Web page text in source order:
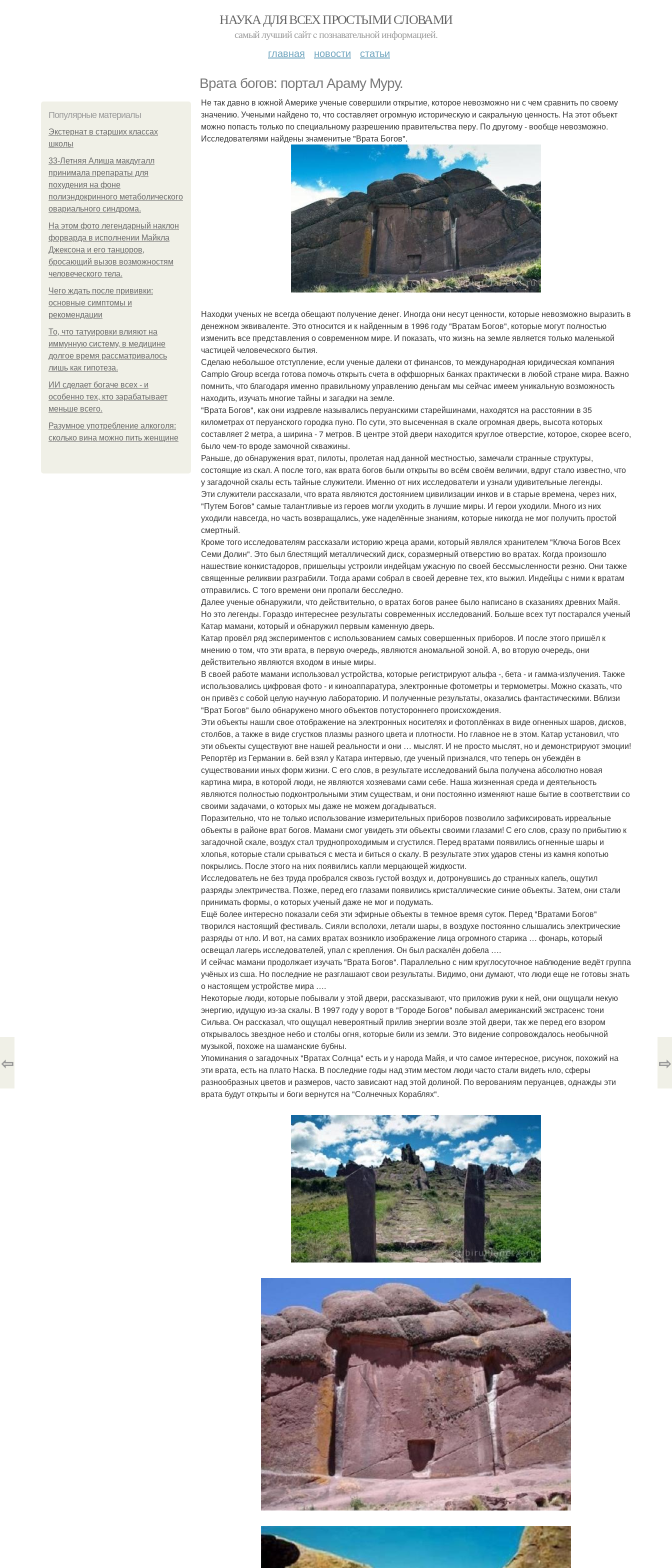
НАУКА ДЛЯ ВСЕХ ПРОСТЫМИ СЛОВАМИ
самый лучший сайт c познавательной информацией.
главная новости статьи
Врата богов: портал Араму Муру.
Популярные материалы
Экстернат в старших классах
школы
33-Летняя Алиша макдугалл
принимала препараты для
похудения на фоне
полиэндокринного метаболического
овариального синдрома.
На этом фото легендарный наклон
форварда в исполнении Майкла
Джексона и его танцоров,
бросающий вызов возможностям
человеческого тела.
Чего ждать после прививки:
основные симптомы и
рекомендации
То, что татуировки влияют на
иммунную систему, в медицине
долгое время рассматривалось
лишь как гипотеза.
ИИ сделает богаче всех - и
особенно тех, кто зарабатывает
меньше всего.
Разумное употребление алкоголя:
сколько вина можно пить женщине
Не так давно в южной Америке ученые совершили открытие, которое невозможно ни с чем сравнить по своему
значению. Учеными найдено то, что составляет огромную историческую и сакральную ценность. На этот объект
можно попасть только по специальному разрешению правительства перу. По другому - вообще невозможно.
Исследователями найдены знаменитые "Врата Богов".
Находки ученых не всегда обещают получение денег. Иногда они несут ценности, которые невозможно выразить в
денежном эквиваленте. Это относится и к найденным в 1996 году "Вратам Богов", которые могут полностью
изменить все представления о современном мире. И показать, что жизнь на земле является только маленькой
частицей человеческого бытия.
Сделаю небольшое отступление, если ученые далеки от финансов, то международная юридическая компания
Campio Group всегда готова помочь открыть счета в оффшорных банках практически в любой стране мира. Важно
помнить, что благодаря именно правильному управлению деньгам мы сейчас имеем уникальную возможность
находить, изучать многие тайны и загадки на земле.
"Врата Богов", как они издревле назывались перуанскими старейшинами, находятся на расстоянии в 35
километрах от перуанского городка пуно. По сути, это высеченная в скале огромная дверь, высота которых
составляет 2 метра, а ширина - 7 метров. В центре этой двери находится круглое отверстие, которое, скорее всего,
было чем-то вроде замочной скважины.
Раньше, до обнаружения врат, пилоты, пролетая над данной местностью, замечали странные структуры,
состоящие из скал. А после того, как врата богов были открыты во всём своём величии, вдруг стало известно, что
у загадочной скалы есть тайные служители. Именно от них исследователи и узнали удивительные легенды.
Эти служители рассказали, что врата являются достоянием цивилизации инков и в старые времена, через них,
"Путем Богов" самые талантливые из героев могли уходить в лучшие миры. И герои уходили. Много из них
уходили навсегда, но часть возвращались, уже наделённые знаниям, которые никогда не мог получить простой
смертный.
Кроме того исследователям рассказали историю жреца арами, который являлся хранителем "Ключа Богов Всех
Семи Долин". Это был блестящий металлический диск, соразмерный отверстию во вратах. Когда произошло
нашествие конкистадоров, пришельцы устроили индейцам ужасную по своей бессмысленности резню. Они также
священные реликвии разграбили. Тогда арами собрал в своей деревне тех, кто выжил. Индейцы с ними к вратам
отправились. С того времени они пропали бесследно.
Далее ученые обнаружили, что действительно, о вратах богов ранее было написано в сказаниях древних Майя.
Но это легенды. Гораздо интереснее результаты современных исследований. Больше всех тут постарался ученый
Катар мамани, который и обнаружил первым каменную дверь.
Катар провёл ряд экспериментов с использованием самых совершенных приборов. И после этого пришёл к
мнению о том, что эти врата, в первую очередь, являются аномальной зоной. А, во вторую очередь, они
действительно являются входом в иные миры.
В своей работе мамани использовал устройства, которые регистрируют альфа -, бета - и гамма-излучения. Также
использовались цифровая фото - и киноаппаратура, электронные фотометры и термометры. Можно сказать, что
он привёз с собой целую научную лабораторию. И полученные результаты, оказались фантастическими. Вблизи
"Врат Богов" было обнаружено много объектов потустороннего происхождения.
Эти объекты нашли свое отображение на электронных носителях и фотоплёнках в виде огненных шаров, дисков,
столбов, а также в виде сгустков плазмы разного цвета и плотности. Но главное не в этом. Катар установил, что
эти объекты существуют вне нашей реальности и они … мыслят. И не просто мыслят, но и демонстрируют эмоции!
Репортёр из Германии в. бей взял у Катара интервью, где ученый признался, что теперь он убеждён в
существовании иных форм жизни. С его слов, в результате исследований была получена абсолютно новая
картина мира, в которой люди, не являются хозяевами сами себе. Наша жизненная среда и деятельность
являются полностью подконтрольными этим существам, и они постоянно изменяют наше бытие в соответствии со
своими задачами, о которых мы даже не можем догадываться.
Поразительно, что не только использование измерительных приборов позволило зафиксировать ирреальные
объекты в районе врат богов. Мамани смог увидеть эти объекты своими глазами! С его слов, сразу по прибытию к
загадочной скале, воздух стал труднопроходимым и сгустился. Перед вратами появились огненные шары и
хлопья, которые стали срываться с места и биться о скалу. В результате этих ударов стены из камня копотью
покрылись. После этого на них появились капли мерцающей жидкости.
Исследователь не без труда пробрался сквозь густой воздух и, дотронувшись до странных капель, ощутил
разряды электричества. Позже, перед его глазами появились кристаллические синие объекты. Затем, они стали
принимать формы, о которых ученый даже не мог и подумать.
Ещё более интересно показали себя эти эфирные объекты в темное время суток. Перед "Вратами Богов"
творился настоящий фестиваль. Сияли всполохи, летали шары, в воздухе постоянно слышались электрические
разряды от нло. И вот, на самих вратах возникло изображение лица огромного старика … фонарь, который
освещал лагерь исследователей, упал с крепления. Он был раскалён добела ….
И сейчас мамани продолжает изучать "Врата Богов". Параллельно с ним круглосуточное наблюдение ведёт группа
учёных из сша. Но последние не разглашают свои результаты. Видимо, они думают, что люди еще не готовы знать
о настоящем устройстве мира ….
Некоторые люди, которые побывали у этой двери, рассказывают, что приложив руки к ней, они ощущали некую
энергию, идущую из-за скалы. В 1997 году у ворот в "Городе Богов" побывал американский экстрасенс тони
Сильва. Он рассказал, что ощущал невероятный прилив энергии возле этой двери, так же перед его взором
открывалось звездное небо и столбы огня, которые били из земли. Это видение сопровождалось необычной
музыкой, похоже на шаманские бубны.
Упоминания о загадочных "Вратах Солнца" есть и у народа Майя, и что самое интересное, рисунок, похожий на
эти врата, есть на плато Наска. В последние годы над этим местом люди часто стали видеть нло, сферы
разнообразных цветов и размеров, часто зависают над этой долиной. По верованиям перуанцев, однажды эти
врата будут открыты и боги вернутся на "Солнечных Кораблях".
⇦ ⇨